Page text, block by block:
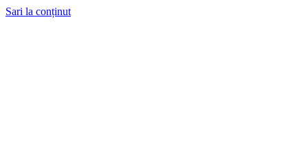
Sari la conținut